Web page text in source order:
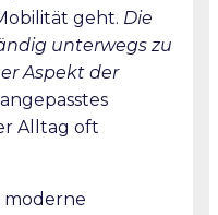
geht. Die
unterwegs zu
Aspekt der
Alltag oft
moderne